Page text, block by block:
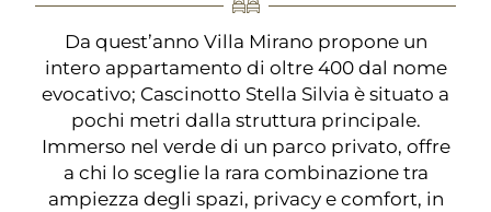
Da quest’anno Villa Mirano propone un
intero appartamento di oltre 400 dal nome
evocativo; Cascinotto Stella Silvia è situato a
pochi metri dalla struttura principale.
Immerso nel verde di un parco privato, offre
a chi lo sceglie la rara combinazione tra
ampiezza degli spazi, privacy e comfort, in